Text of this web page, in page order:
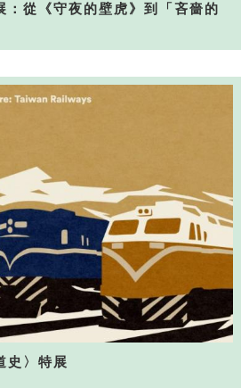
：從《守夜的壁虎》到「吝嗇的
史〉特展